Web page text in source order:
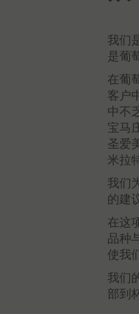
我们
是葡
在葡
客户
中不
宝马
圣爱
米拉
我们
的建
在这
品种
使我
我们
部到